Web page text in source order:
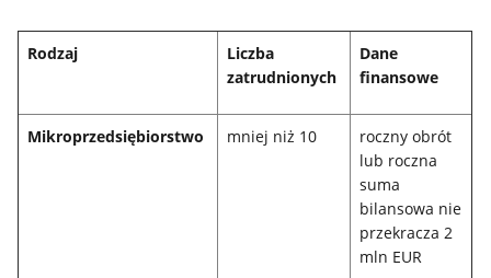
Rodzaj
Liczba
zatrudnionych
Dane
finansowe
Mikroprzedsiębiorstwo mniej niż 10
roczny obrót
lub roczna
suma
bilansowa nie
przekracza 2
mln EUR